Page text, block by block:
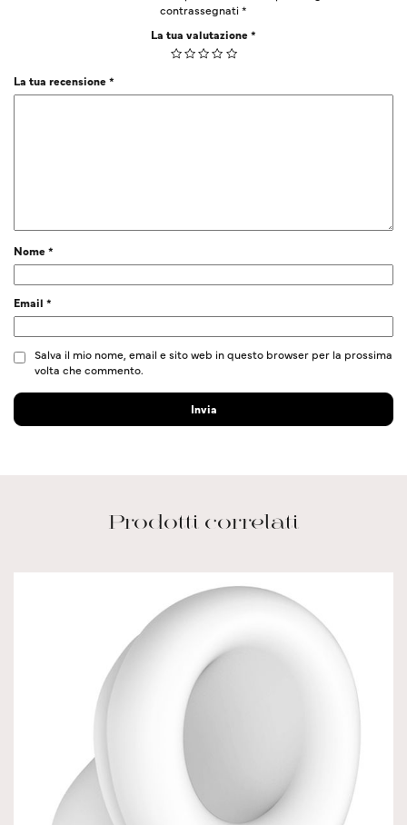
contrassegnati*
La tua valutazione*
La tua recensione*
Nome*
Email *
Salva il mio nome, email e sito web in questo browser per la prossima
volta che commento.
Prodotti correlati